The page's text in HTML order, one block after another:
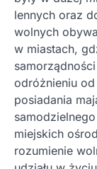
lennych oraz
wolnych
w miastach,
odróżnieniu
posiadania
miejskich
rozumienie